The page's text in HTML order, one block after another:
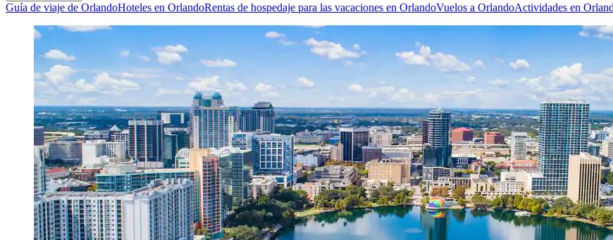
Guía de viaje de OrlandoHoteles en OrlandoRentas de hospedaje para las vacaciones en OrlandoVuelos a OrlandoActividades en